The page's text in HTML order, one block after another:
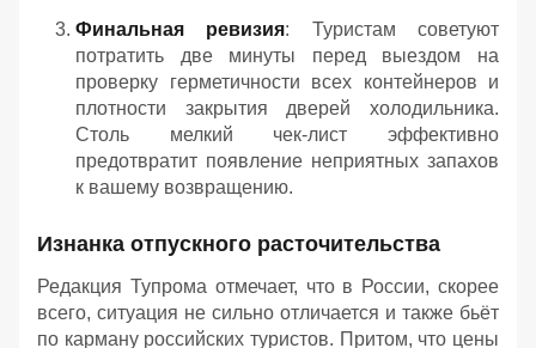
Финальная ревизия: Туристам советуют
потратить две минуты перед выездом на
проверку герметичности всех контейнеров и
плотности закрытия дверей холодильника.
Столь мелкий чек-лист эффективно
предотвратит появление неприятных запахов
к вашему возвращению.
Изнанка отпускного расточительства
Редакция Тупрома отмечает, что в России, скорее
всего, ситуация не сильно отличается и также бьёт
по карману российских туристов. Притом, что цены